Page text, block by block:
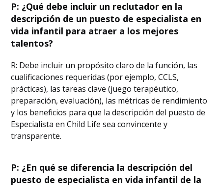
P: ¿Qué debe incluir un reclutador en la
descripción de un puesto de especialista en
vida infantil para atraer a los mejores
talentos?
R: Debe incluir un propósito claro de la función, las
cualificaciones requeridas (por ejemplo, CCLS,
prácticas), las tareas clave (juego terapéutico,
preparación, evaluación), las métricas de rendimiento
y los beneficios para que la descripción del puesto de
Especialista en Child Life sea convincente y
transparente.
P: ¿En qué se diferencia la descripción del
puesto de especialista en vida infantil de la